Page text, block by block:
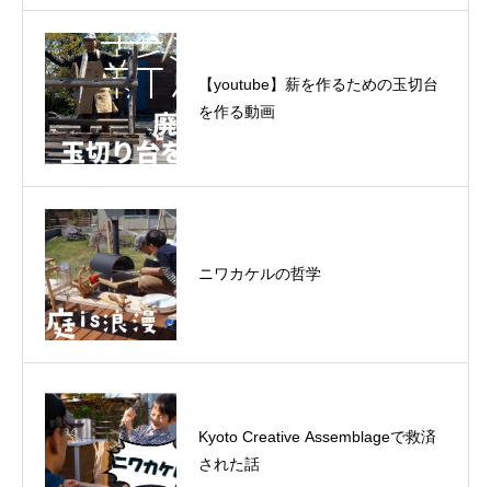
【youtube】薪を作るための玉切台
を作る動画
ニワカケルの哲学
Kyoto Creative Assemblageで救済
された話